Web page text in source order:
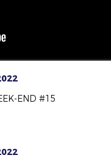
END #15